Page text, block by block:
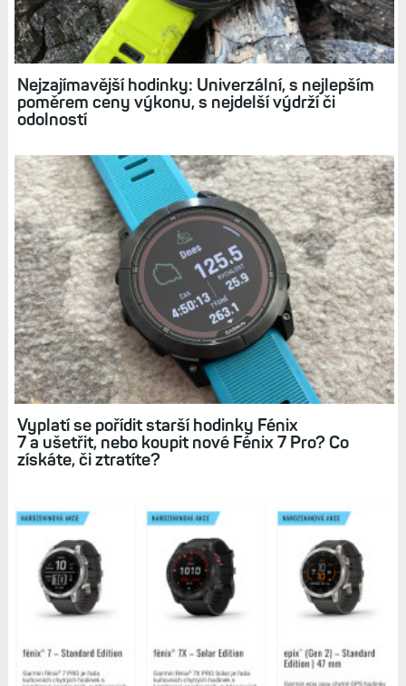
Hodinky Fénix 7 a Epix pořídíte za super ceny. O
hezký kus níže, než jsou ceny doporučené
Nejzajímavější hodinky: Univerzální, s nejlepším
poměrem ceny výkonu, s nejdelší výdrží či
odolností